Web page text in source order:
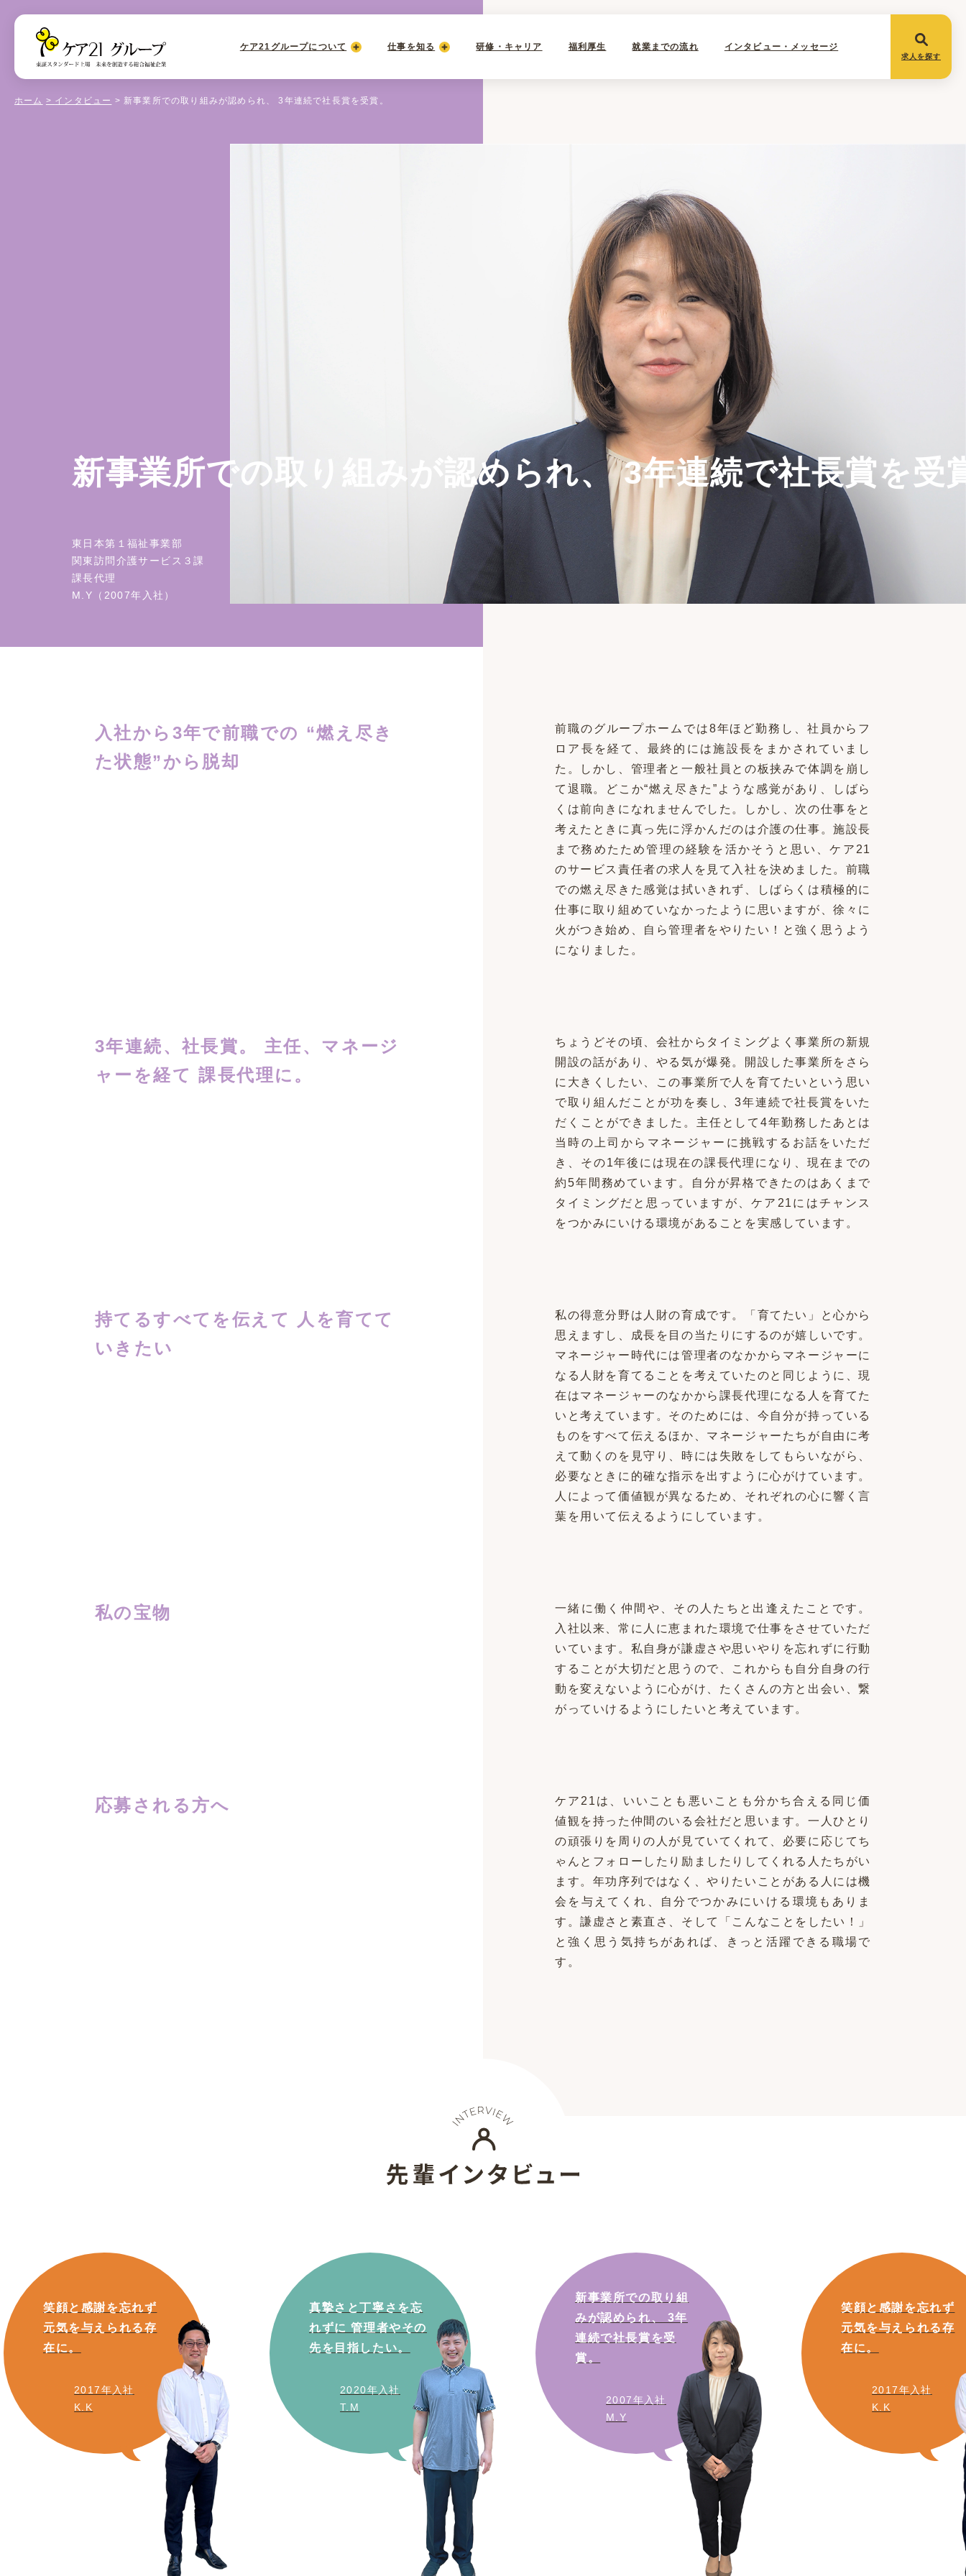
ケア21グループについて 仕事を知る 研修・キャリア 福利厚生 就業までの流れ インタビュー・メッセージ
求人を探す
ホーム インタビュー 新事業所での取り組みが認められ、 3年連続で社長賞を受賞。
新事業所での取り組みが認められ、 3年連続で社長賞を受
東日本第１福祉事業部
関東訪問介護サービス３課
課長代理
M.Y（2007年入社）
入社から3年で前職での “燃え尽き
た状態”から脱却
前職のグループホームでは8年ほど勤務し、社員からフ
ロア長を経て、最終的には施設長をまかされていまし
た。しかし、管理者と一般社員との板挟みで体調を崩し
て退職。どこか“燃え尽きた”ような感覚があり、しばら
くは前向きになれませんでした。しかし、次の仕事をと
考えたときに真っ先に浮かんだのは介護の仕事。施設長
まで務めたため管理の経験を活かそうと思い、ケア21
のサービス責任者の求人を見て入社を決めました。前職
での燃え尽きた感覚は拭いきれず、しばらくは積極的に
仕事に取り組めていなかったように思いますが、徐々に
火がつき始め、自ら管理者をやりたい！と強く思うよう
になりました。
3年連続、社長賞。 主任、マネージ
ャーを経て 課長代理に。
ちょうどその頃、会社からタイミングよく事業所の新規
開設の話があり、やる気が爆発。開設した事業所をさら
に大きくしたい、この事業所で人を育てたいという思い
で取り組んだことが功を奏し、3年連続で社長賞をいた
だくことができました。主任として4年勤務したあとは
当時の上司からマネージャーに挑戦するお話をいただ
き、その1年後には現在の課長代理になり、現在までの
約5年間務めています。自分が昇格できたのはあくまで
タイミングだと思っていますが、ケア21にはチャンス
をつかみにいける環境があることを実感しています。
持てるすべてを伝えて 人を育てて
いきたい
私の得意分野は人財の育成です。「育てたい」と心から
思えますし、成長を目の当たりにするのが嬉しいです。
マネージャー時代には管理者のなかからマネージャーに
なる人財を育てることを考えていたのと同じように、現
在はマネージャーのなかから課長代理になる人を育てた
いと考えています。そのためには、今自分が持っている
ものをすべて伝えるほか、マネージャーたちが自由に考
えて動くのを見守り、時には失敗をしてもらいながら、
必要なときに的確な指示を出すように心がけています。
人によって価値観が異なるため、それぞれの心に響く言
葉を用いて伝えるようにしています。
私の宝物
一緒に働く仲間や、その人たちと出逢えたことです。
入社以来、常に人に恵まれた環境で仕事をさせていただ
いています。私自身が謙虚さや思いやりを忘れずに行動
することが大切だと思うので、これからも自分自身の行
動を変えないように心がけ、たくさんの方と出会い、繋
がっていけるようにしたいと考えています。
応募される方へ
ケア21は、いいことも悪いことも分かち合える同じ価
値観を持った仲間のいる会社だと思います。一人ひとり
の頑張りを周りの人が見ていてくれて、必要に応じてち
ゃんとフォローしたり励ましたりしてくれる人たちがい
ます。年功序列ではなく、やりたいことがある人には機
会を与えてくれ、自分でつかみにいける環境もありま
す。謙虚さと素直さ、そして「こんなことをしたい！」
と強く思う気持ちがあれば、きっと活躍できる職場で
す。
笑顔と感謝を忘れず
元気を与えられる存
在に。
2017年入社
K.K
真摯さと丁寧さを忘
れずに 管理者やその
先を目指したい。
2020年入社
T.M
新事業所での取り組
みが認められ、 3年
連続で社長賞を受
賞。
2007年入社
M.Y
笑顔と感謝を忘れず
元気を与えられる存
在に。
2017年入社
K.K